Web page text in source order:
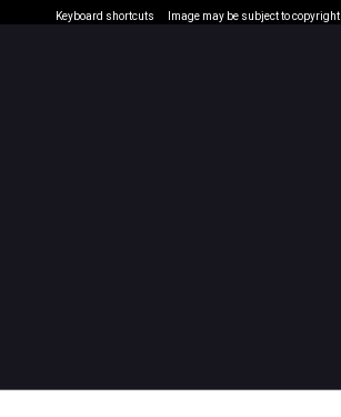
Keyboard shortcuts Image may be subject to copyright